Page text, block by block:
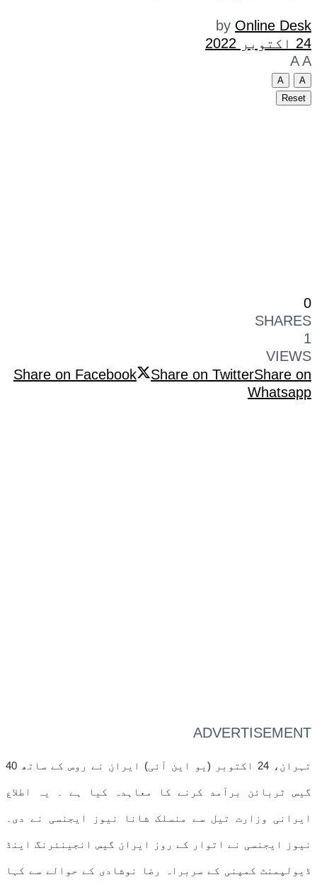
by Online Desk
24 اکتوبر 2022
A A
A
A
Reset
0
SHARES
1
VIEWS
Share on Facebook
Share on TwitterShare on
Whatsapp
ADVERTISEMENT
تہران، 24 اکتوبر (یو این آئی) ایران نے روس کے ساتھ 40
گیس ٹربائن برآمد کرنے کا معاہدہ کیا ہے ۔ یہ اطلاع
ایرانی وزارت تیل سے منسلک شانا نیوز ایجنسی نے دی۔
نیوز ایجنسی نے اتوار کے روز ایران گیس انجینئرنگ اینڈ
ڈیولپمنٹ کمپنی کے سربراہ رضا نوشادی کے حوالے سے کہا